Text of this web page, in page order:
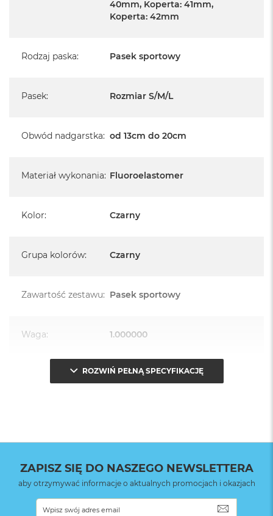
40mm, Koperta: 41mm,
Koperta: 42mm
Rodzaj paska: Pasek sportowy
Pasek: Rozmiar S/M/L
Obwód nadgarstka: od 13cm do 20cm
Materiał wykonania: Fluoroelastomer
Kolor: Czarny
Grupa kolorów: Czarny
Zawartość zestawu: Pasek sportowy
Waga: 1.000000
Znak zgodności: CE
ROZWIŃ PEŁNĄ SPECYFIKACJĘ
ZAPISZ SIĘ DO NASZEGO NEWSLETTERA
aby otrzymywać informacje o aktualnych promocjach i okazjach